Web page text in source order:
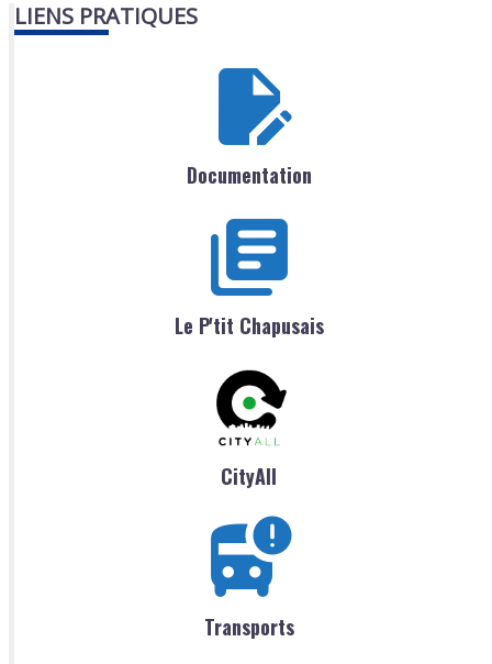
LIENS PRATIQUES
Documentation
Le P'tit Chapusais
CityAll
Transports